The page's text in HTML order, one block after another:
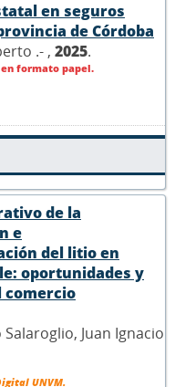
en seguros
de Córdoba
.- , 2025.
formato papel.
de la
e
del litio en
oportunidades y
comercio
Juan Ignacio
UNVM.